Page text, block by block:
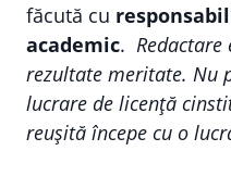
făcută cu
academic.
rezultate meritate. Nu
lucrare de licență
reușită începe cu o